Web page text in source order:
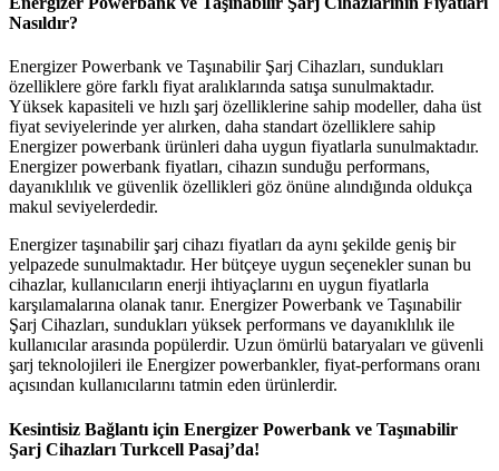
Nasıldır?
Energizer Powerbank ve Taşınabilir Şarj Cihazları, sundukları
özelliklere göre farklı fiyat aralıklarında satışa sunulmaktadır.
Yüksek kapasiteli ve hızlı şarj özelliklerine sahip modeller, daha üst
fiyat seviyelerinde yer alırken, daha standart özelliklere sahip
Energizer powerbank ürünleri daha uygun fiyatlarla sunulmaktadır.
Energizer powerbank fiyatları, cihazın sunduğu performans,
dayanıklılık ve güvenlik özellikleri göz önüne alındığında oldukça
makul seviyelerdedir.
Energizer taşınabilir şarj cihazı fiyatları da aynı şekilde geniş bir
yelpazede sunulmaktadır. Her bütçeye uygun seçenekler sunan bu
cihazlar, kullanıcıların enerji ihtiyaçlarını en uygun fiyatlarla
karşılamalarına olanak tanır. Energizer Powerbank ve Taşınabilir
Şarj Cihazları, sundukları yüksek performans ve dayanıklılık ile
kullanıcılar arasında popülerdir. Uzun ömürlü bataryaları ve güvenli
şarj teknolojileri ile Energizer powerbankler, fiyat-performans oranı
açısından kullanıcılarını tatmin eden ürünlerdir.
Kesintisiz Bağlantı için Energizer Powerbank ve Taşınabilir
Şarj Cihazları Turkcell Pasaj’da!